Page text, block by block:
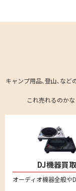
キャンプ用品､登山､など
これ売れるのか
DJ機器買取